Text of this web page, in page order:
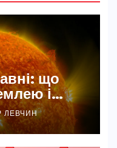
що
і
ЛЕВЧИН